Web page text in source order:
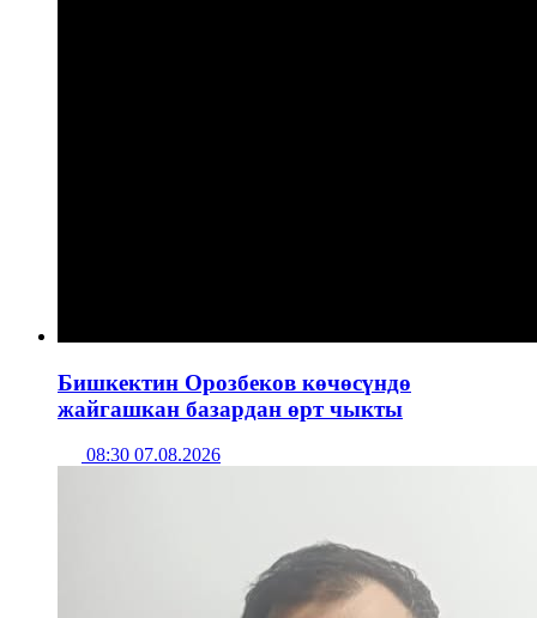
Бишкектин Орозбеков көчөсүндө
жайгашкан базардан өрт чыкты
08:30 07.08.2026